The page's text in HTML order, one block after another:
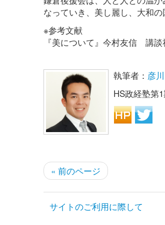
なっていき、美し麗し、大和
※参考文献
『美について』今村友信 講
執筆者： 彦
HS政経塾第
« 前のページ
サイトのご利用に際して